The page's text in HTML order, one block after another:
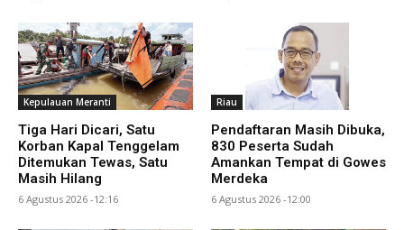
Kepulauan Meranti
Tiga Hari Dicari, Satu
Korban Kapal Tenggelam
Ditemukan Tewas, Satu
Masih Hilang
6 Agustus 2026 -12:16
Riau
Pendaftaran Masih Dibuka,
830 Peserta Sudah
Amankan Tempat di Gowes
Merdeka
6 Agustus 2026 -12:00